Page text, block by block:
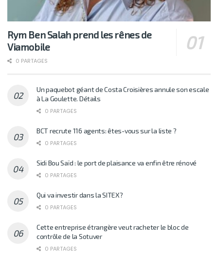
Rym Ben Salah prend les rênes de
Viamobile
0 PARTAGES
Un paquebot géant de Costa Croisières annule son escale
à La Goulette. Détails
0 PARTAGES
BCT recrute 116 agents: êtes-vous sur la liste ?
0 PARTAGES
Sidi Bou Saïd : le port de plaisance va enfin être rénové
0 PARTAGES
Qui va investir dans la SITEX?
0 PARTAGES
Cette entreprise étrangère veut racheter le bloc de
contrôle de la Sotuver
0 PARTAGES